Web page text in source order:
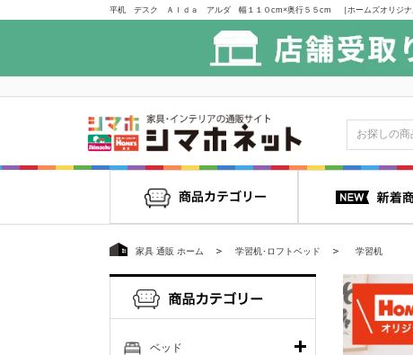
家具 通販 ホーム 学習机･ロフトベッド 学習机
ベッド